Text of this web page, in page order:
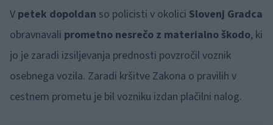
V petek dopoldan so policisti v okolici Slovenj Gradca
obravnavali prometno nesrečo z materialno škodo, ki
jo je zaradi izsiljevanja prednosti povzročil voznik
osebnega vozila. Zaradi kršitve Zakona o pravilih v
cestnem prometu je bil vozniku izdan plačilni nalog.